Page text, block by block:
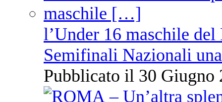
l’Under 16 maschile
Semifinali Nazionali
Pubblicato il 30 Giugno